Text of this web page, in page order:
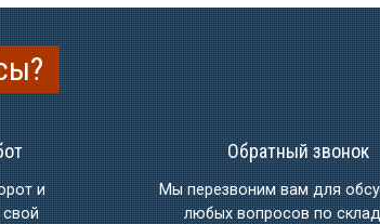
и
свой
Обратный звонок
Мы перезвоним вам для
любых вопросов по